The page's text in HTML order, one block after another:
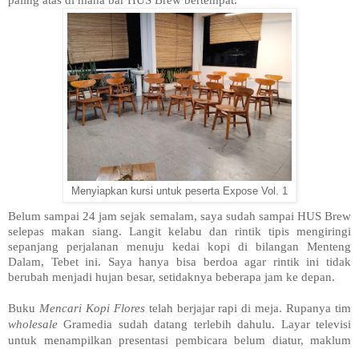
Menyiapkan kursi untuk peserta Expose Vol. 1
Belum sampai 24 jam sejak semalam, saya sudah sampai HUS Brew
selepas makan siang. Langit kelabu dan rintik tipis mengiringi
sepanjang perjalanan menuju kedai kopi di bilangan Menteng
Dalam, Tebet ini. Saya hanya bisa berdoa agar rintik ini tidak
berubah menjadi hujan besar, setidaknya beberapa jam ke depan.
Buku Mencari Kopi Florestelah berjajar rapi di meja. Rupanya tim
wholesale Gramedia sudah datang terlebih dahulu. Layar televisi
untuk menampilkan presentasi pembicara belum diatur, maklum